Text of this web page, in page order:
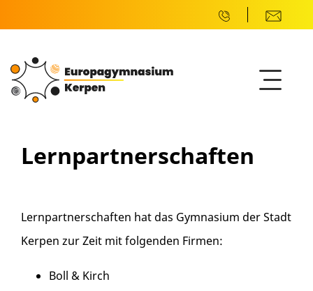
Lernpartnerschaften
Lernpartnerschaften hat das Gymnasium der Stadt
Kerpen zur Zeit mit folgenden Firmen:
Boll & Kirch